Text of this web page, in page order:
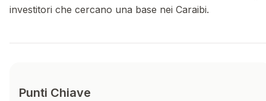
investitori che cercano una base nei Caraibi.
Punti Chiave